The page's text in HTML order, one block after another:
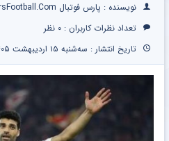
نویسنده : پارس فوتبال ParsFootball.Com
تعداد نظرات کاربران : ۰ نظر
تاریخ انتشار : سه‌شنبه ۱۵ اردیبهشت ۱۴۰۵ | ۱۷:۲۳